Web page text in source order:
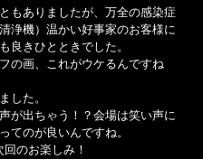
もありましたが、万全の感染症
浄機）温かい好事家のお客様に
良きひとときでした。
の画、これがウケるんですね
した。
が出ちゃう！？会場は笑い声に
てのが良いんですね。
のお楽しみ！